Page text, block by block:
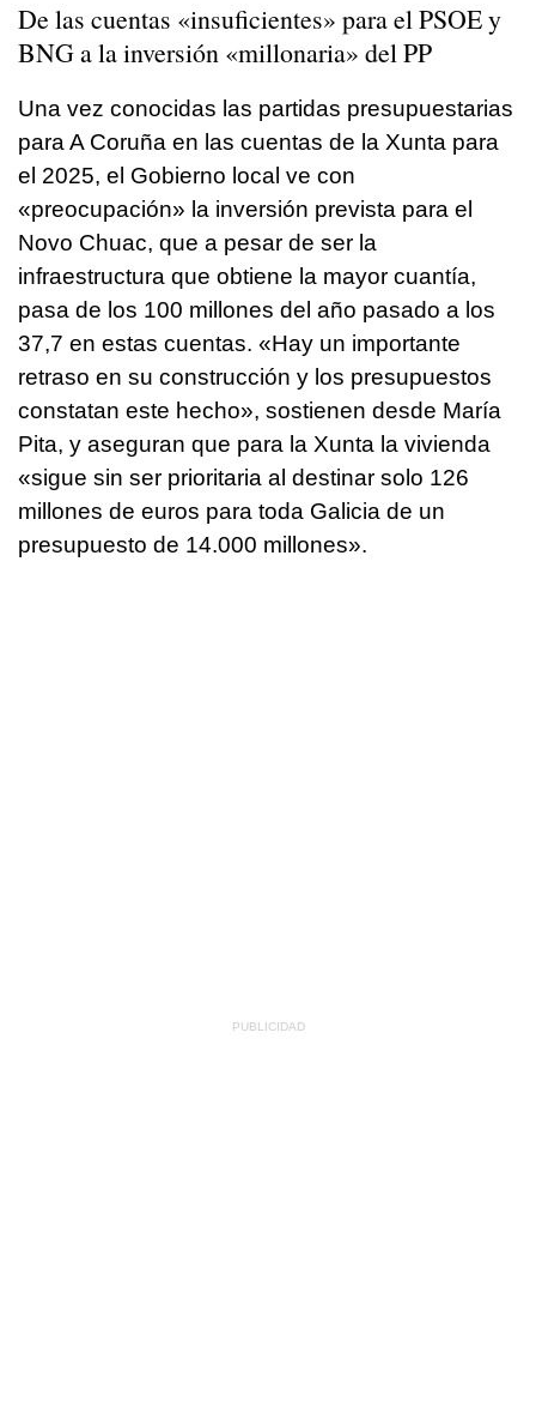
De las cuentas «insuficientes» para el PSOE y
BNG a la inversión «millonaria» del PP
Una vez conocidas las partidas presupuestarias
para A Coruña en las cuentas de la Xunta para
el 2025, el Gobierno local ve con
«preocupación» la inversión prevista para el
Novo Chuac, que a pesar de ser la
infraestructura que obtiene la mayor cuantía,
pasa de los 100 millones del año pasado a los
37,7 en estas cuentas. «Hay un importante
retraso en su construcción y los presupuestos
constatan este hecho», sostienen desde María
Pita, y aseguran que para la Xunta la vivienda
«sigue sin ser prioritaria al destinar solo 126
millones de euros para toda Galicia de un
presupuesto de 14.000 millones».